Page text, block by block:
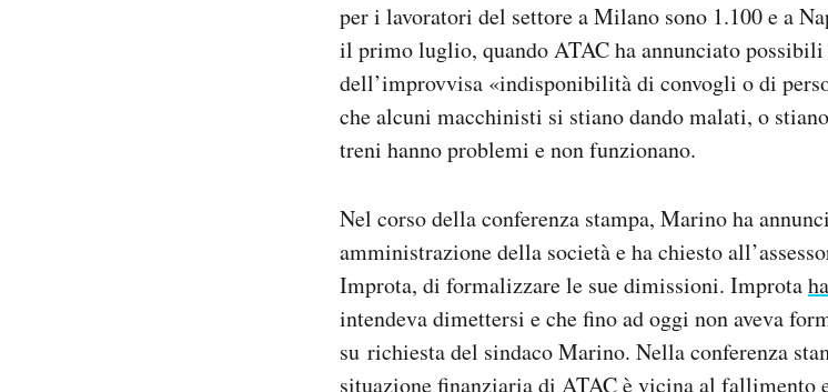
per i lavoratori del settore a Milano sono 1.100 e a
il primo luglio, quando ATAC ha annunciato
dell’improvvisa «indisponibilità di convogli o di
che alcuni macchinisti si stiano dando malati, o
treni hanno problemi e non funzionano.
Nel corso della conferenza stampa, Marino ha
amministrazione della società e ha chiesto
Improta, di formalizzare le sue dimissioni. Improta
intendeva dimettersi e che fino ad oggi non aveva
su richiesta del sindaco Marino. Nella conferenza
situazione finanziaria di ATAC è vicina al fallimento